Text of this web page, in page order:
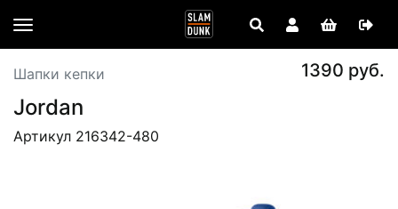
Шапки кепки 1390 руб.
Jordan
Артикул 216342-480